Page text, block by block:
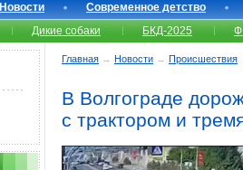
Новости
Современное детство
Дикие собаки БКД-2025
Главная → Новости → Происшествия
В Волгограде
с трактором и